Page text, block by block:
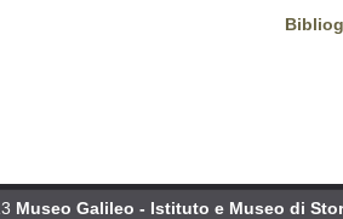
Museo Galileo - Istituto e Museo di